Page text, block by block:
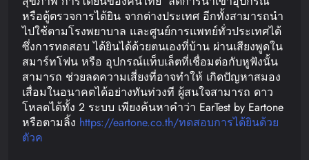
หรือตู้ตรวจการได้ยิน จากต่างประเทศ อีกทั้งสามารถนำ
ไปใช้ตามโรงพยาบาล และศูนย์การแพทย์ทั่วประเทศได้
ซึ่งการทดสอบ ได้ยินได้ด้วยตนเองที่บ้าน ผ่านเสียงพูดใน
สมาร์ทโฟน หรือ อุปกรณ์แท็บเล็ตที่เชื่อมต่อกับหูฟังนั้น
สามารถ ช่วยลดความเสี่ยงที่อาจทำให้ เกิดปัญหาสมอง
เสื่อมในอนาคตได้อย่างทันท่วงที ผู้สนใจสามารถ ดาว
โหลดได้ทั้ง 2 ระบบ เพียงค้นหาคำว่า EarTest by Eartone
หรือตามลิ้ง https://eartone.co.th/ทดสอบการได้ยินด้วย
ตัวค